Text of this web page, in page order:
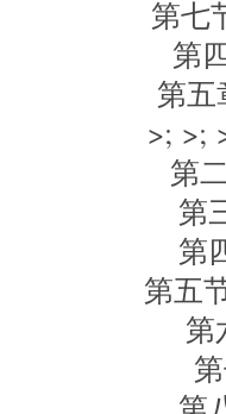
第七
第
第五
>; >;
第
第
第
第五
第